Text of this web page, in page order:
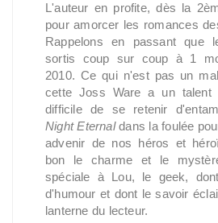
L'auteur en profite, dès la
pour amorcer les romances
Rappelons en passant que
sortis coup sur coup à 1
2010. Ce qui n'est pas un
cette Joss Ware a un
difficile de se retenir
Night Eternaldans la foulée
advenir de nos héros et
bon le charme et le
spéciale à Lou, le geek,
d'humour et dont le savoir
lanterne du lecteur.